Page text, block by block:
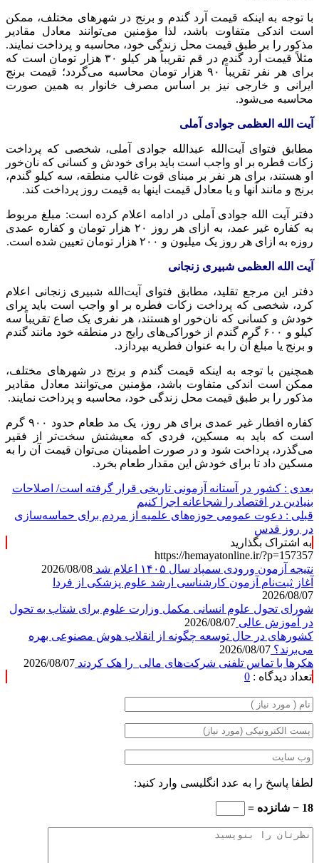
با توجه به اینکه قیمت آرد گندم و برنج در شهرهای مختلف، ممکن
است اندکی متفاوت باشد، لذا مؤمنین می‌توانند معادل مقادیر
مذکور را بر طبق قیمت محل زندگی خود، محاسبه و پرداخت نمایند.
مثلاً قیمت آرد گندم در قم تقریباً هر کیلو ۳۰ هزار تومان است که
برای هر نفر تقریباً ۹۰ هزار تومان محاسبه می‌گردد؛ قیمت برنج
ایرانی و خارجی نیز بر اساس مصرف خانوار به همین صورت
محاسبه می‌شود.
آیت الله العظمی جوادی آملی
مطابق فتوای آیت‌الله عبدالله جوادی آملی، شخصی که پرداخت
زکات فطره بر او واجب است باید برای خودش و کسانی که نان‌خور
او هستند، برای هر نفر بر مبنای قوت غالب منطقه، سه کیلو گندم،
برنج و مانند آنها و یا معادل قیمت اینها به قیمت روز پرداخت کند.
دفتر آیت الله جوادی آملی در ادامه اعلام کرده است: مبلغ مربوط
به کفاره غیر عمد، به ازای هر روز ۲۰ هزار تومان و کفاره عمدی
روزه به ازای هر روز یک میلیون و ۲۰۰ هزار تومان تعیین شده است.
آیت الله العظمی شبیری زنجانی
دفتر این مرجع تقلید، مطابق فتوای آیت‌الله شبیری زنجانی اعلام
کرد، شخصی که پرداخت زکات فطره بر او واجب است باید برای
خودش و کسانی که نان‌خور او هستند، هر نفری یک صاع تقریباً سه
کیلو و ۶۰۰ گرم گندم از خوراکی‌های رایج در منطقه خود مانند گندم
و برنج یا مبلغ آن را به عنوان فطریه بپردازد.
همچنین با توجه به اینکه قیمت گندم و برنج در شهرهای مختلف،
ممکن است اندکی متفاوت باشد، مؤمنین می‌توانند معادل مقادیر
مذکور را بر طبق قیمت محل زندگی خود، محاسبه و پرداخت نمایند.
کفاره افطار غیر عمدی برای هر روز، یک مد طعام حدود ۹۰۰ گرم
است که باید به مسکین، فردی که معیشتش سخت‌تر از فقیر
می‌گذرد، پرداخت شود و در صورت اطمینان می‌توان قیمت آن را به
مسکین داد تا برای خودش این مقدار طعام بخرد.
بعدی : کشور در آستانه آزمونی تاریخی قرار گرفته است/ اصلاحات
بنیادین در اقتصاد را شجاعانه اجرا کنیم
قبلی : دعوت عمومی حوزه‌های علمیه از مردم برای حماسه‌سازی
در روز قدس
به اشتراک بگذارید
https://hemayatonline.ir/?p=157357
نتیجه آزمون ورودی سمپاد سال ۱۴۰۵ اعلام شد
2026/08/08
آغاز ثبت‌نام‌ آزمون کارشناسی ارشد علوم پزشکی از فردا
2026/08/07
شورای تحول علوم انسانی مکمل وزارت علوم برای شتاب به تحول
در آموزش عالی 2026/08/07
کشورهای در حال توسعه چگونه از انقلاب هوش مصنوعی بهره
می‌برند؟ 2026/08/07
هکرها با تماس تلفنی شرکت‌های مالی را هک کردند 2026/08/07
تعداد دیدگاه : 0
لطفا پاسخ را به عدد انگلیسی وارد کنید:
18 − شانزده =